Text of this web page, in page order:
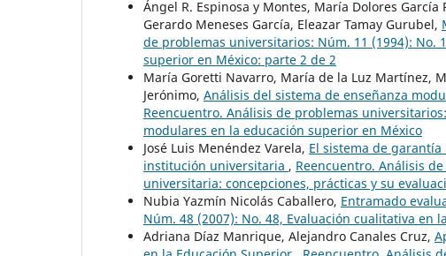
Ángel R. Espinosa y Montes, María Dolores
Gerardo Meneses García, Eleazar Tamay Gurubel,
de problemas universitarios: Núm. 11 (1994): No.
superior en México: parte 2 de 2
María Goretti Navarro, María de la Luz Martínez,
Jerónimo, Análisis del sistema de enseñanza
Reencuentro. Análisis de problemas
modulares en la educación superior en México
José Luis Menéndez Varela, El sistema de
institución universitaria , Reencuentro. Análisis
universitaria: concepciones, prácticas y su
Nubia Yazmín Nicolás Caballero, Entramado
Núm. 48 (2007): No. 48, Evaluación cualitativa en
Adriana Díaz Manrique, Alejandro Canales Cruz,